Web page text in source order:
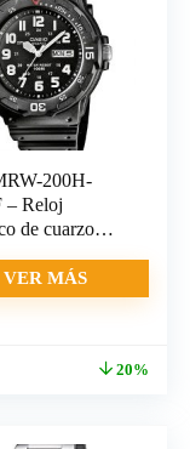
200H-
– Reloj
de cuarzo
VER MÁS
es:
20%